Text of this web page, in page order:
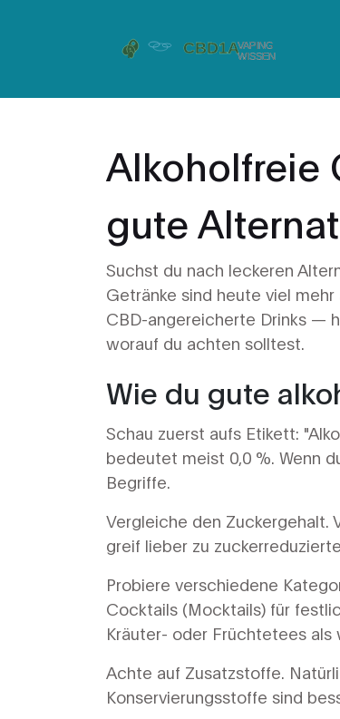
Alkoholfreie
gute
Suchst du nach leckeren
Getränke sind heute viel
CBD-angereicherte Drinks —
worauf du achten solltest.
Wie du gute
Schau zuerst aufs Etikett:
bedeutet meist 0,0 %. Wenn
Begriffe.
Vergleiche den Zuckergehalt.
greif lieber zu
Probiere verschiedene
Cocktails (Mocktails) für
Kräuter- oder Früchtetees als
Achte auf Zusatzstoffe.
Konservierungsstoffe sind